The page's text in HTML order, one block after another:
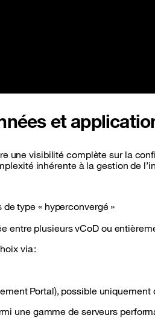
et
une visibilité complète sur la
inhérente à la gestion de
type « hyperconvergé »
entre plusieurs vCoD ou
via :
Portal), possible uniquement
une gamme de serveurs